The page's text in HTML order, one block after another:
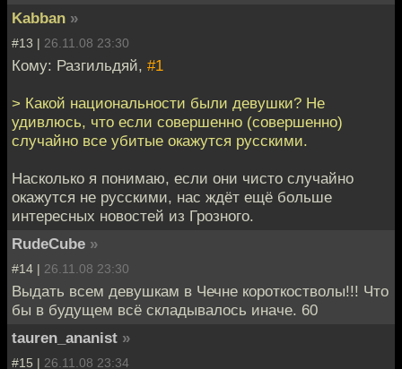
Kabban »
#13 | 26.11.08 23:30
Кому: Разгильдяй, #1
> Какой национальности были девушки? Не
удивлюсь, что если совершенно (совершенно)
случайно все убитые окажутся русскими.
Насколько я понимаю, если они чисто случайно
окажутся не русскими, нас ждёт ещё больше
интересных новостей из Грозного.
RudeCube »
#14 | 26.11.08 23:30
Выдать всем девушкам в Чечне короткостволы!!! Что
бы в будущем всё складывалось иначе. 60
tauren_ananist »
#15 | 26.11.08 23:34